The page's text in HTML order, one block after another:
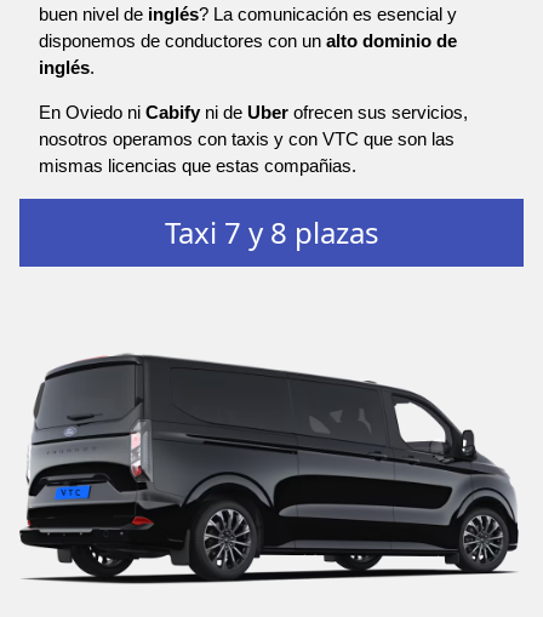
buen nivel de inglés? La comunicación es esencial y
disponemos de conductores con un alto dominio de
inglés.
En Oviedo ni Cabify ni de Uber ofrecen sus servicios,
nosotros operamos con taxis y con VTC que son las
mismas licencias que estas compañias.
Taxi 7 y 8 plazas